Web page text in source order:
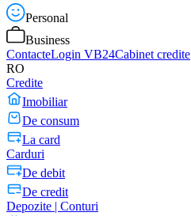
Personal
Business
ContacteLogin VB24Cabinet credite
RO
Credite
Imobiliar
De consum
La card
Carduri
De debit
De credit
Depozite | Conturi